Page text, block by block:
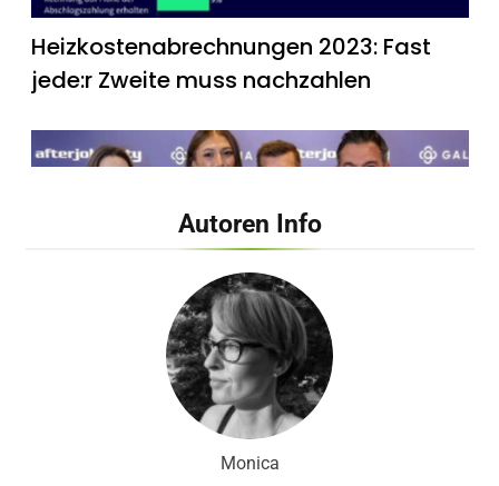
Heizkostenabrechnungen 2023: Fast
jede:r Zweite muss nachzahlen
Late Night Shopping bei Galeria Bonn /
Sängerin Leony eröffnet Event im
Rahmen der Beauty & Wäsche Days
Autoren Info
Monica